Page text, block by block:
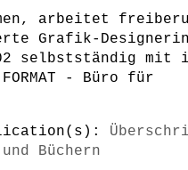
arbeitet
Grafik-
selbstständig mit
- Büro für
Büchern